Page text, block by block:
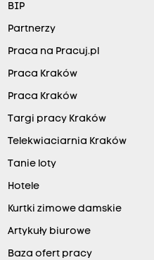
BIP
Partnerzy
Praca na Pracuj.pl
Praca Kraków
Praca Kraków
Targi pracy Kraków
Telekwiaciarnia Kraków
Tanie loty
Hotele
Kurtki zimowe damskie
Artykuły biurowe
Baza ofert pracy